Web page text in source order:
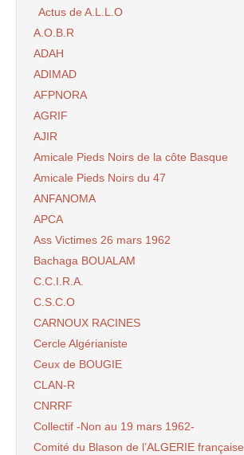
Actus de A.L.L.O
A.O.B.R
ADAH
ADIMAD
AFPNORA
AGRIF
AJIR
Amicale Pieds Noirs de la côte Basque
Amicale Pieds Noirs du 47
ANFANOMA
APCA
Ass Victimes 26 mars 1962
Bachaga BOUALAM
C.C.I.R.A.
C.S.C.O
CARNOUX RACINES
Cercle Algérianiste
Ceux de BOUGIE
CLAN-R
CNRRF
Collectif -Non au 19 mars 1962-
Comité du Blason de l’ALGERIE française